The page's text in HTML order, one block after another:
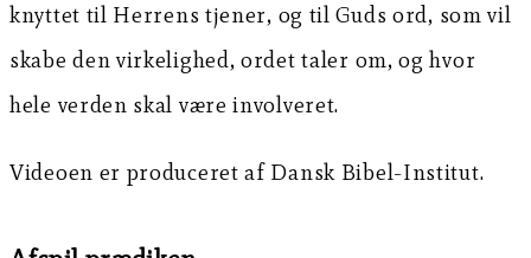
knyttet til Herrens tjener, og til Guds ord, som vil
skabe den virkelighed, ordet taler om, og hvor
hele verden skal være involveret.
Videoen er produceret af Dansk Bibel-Institut.